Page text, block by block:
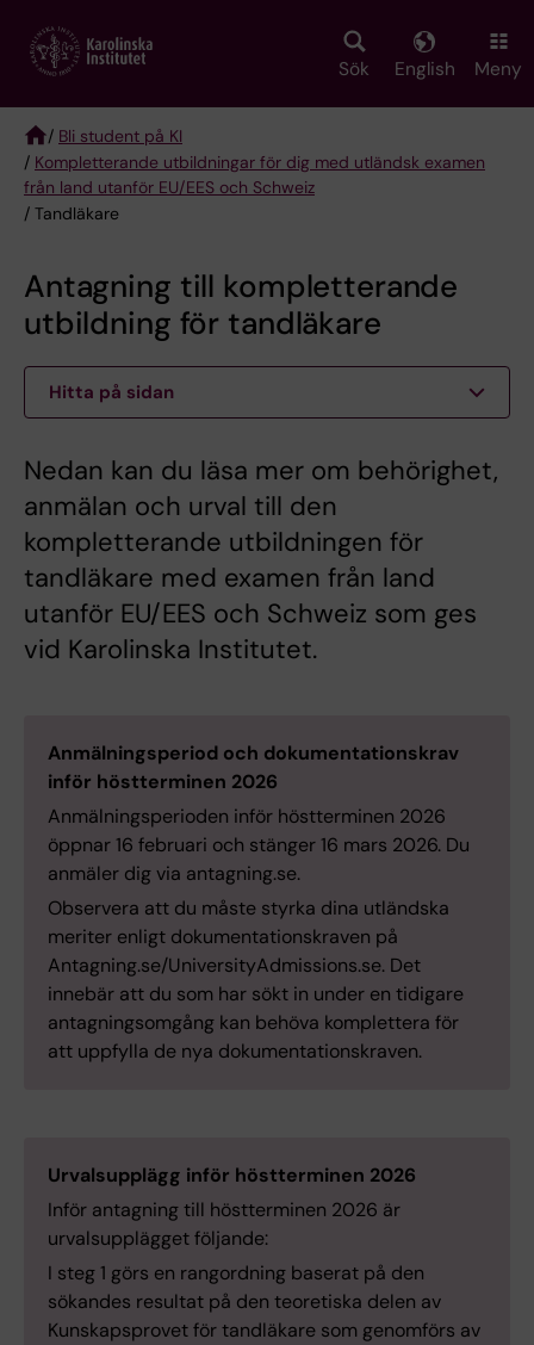
main
Sök English Meny
Breadcrumb
/ Bli student på KI
/ Kompletterande utbildningar för dig med utländsk examen
från land utanför EU/EES och Schweiz
/ Tandläkare
Antagning till kompletterande
utbildning för tandläkare
Hitta på sidan
Nedan kan du läsa mer om behörighet,
anmälan och urval till den
kompletterande utbildningen för
tandläkare med examen från land
utanför EU/EES och Schweiz som ges
vid Karolinska Institutet.
Anmälningsperiod och dokumentationskrav
inför höstterminen 2026
Anmälningsperioden inför höstterminen 2026
öppnar 16 februari och stänger 16 mars 2026. Du
anmäler dig via antagning.se.
Observera att du måste styrka dina utländska
meriter enligt dokumentationskraven på
Antagning.se/UniversityAdmissions.se. Det
innebär att du som har sökt in under en tidigare
antagningsomgång kan behöva komplettera för
att uppfylla de nya dokumentationskraven.
Urvalsupplägg inför höstterminen 2026
Inför antagning till höstterminen 2026 är
urvalsupplägget följande:
I steg 1 görs en rangordning baserat på den
sökandes resultat på den teoretiska delen av
Kunskapsprovet för tandläkare som genomförs av